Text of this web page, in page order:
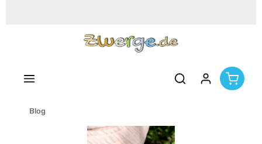
Blog
Bildergalerie überspringen